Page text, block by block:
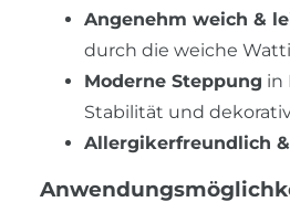
Angenehm weich &
durch die weiche
Moderne Steppung in
Stabilität und
Allergikerfreundlich